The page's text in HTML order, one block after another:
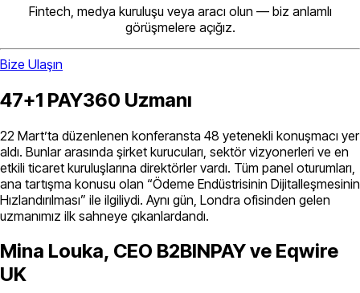
Fintech, medya kuruluşu veya aracı olun — biz anlamlı
görüşmelere açığız.
Bize Ulaşın
47+1 PAY360 Uzmanı
22 Mart’ta düzenlenen konferansta 48 yetenekli konuşmacı yer
aldı. Bunlar arasında şirket kurucuları, sektör vizyonerleri ve en
etkili ticaret kuruluşlarına direktörler vardı. Tüm panel oturumları,
ana tartışma konusu olan “Ödeme Endüstrisinin Dijitalleşmesinin
Hızlandırılması” ile ilgiliydi. Aynı gün, Londra ofisinden gelen
uzmanımız ilk sahneye çıkanlardandı.
Mina Louka, CEO B2BINPAY ve Eqwire
UK